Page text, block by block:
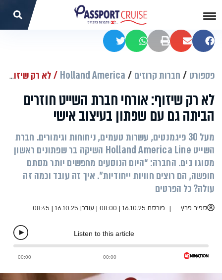
שתפו בפייסבוק
שתפו במיילהדפסהשתפו בוואטסאפשתפו בטוויטר
פספורט חברות קרוזים Holland America לא רק שיזוף: אורחי חברת השייט חוזרים הביתה גם עם שפתון בעיצוב אישי
לא רק שיזוף: אורחי חברת השייט חוזרים
הביתה גם עם שפתון בעיצוב אישי
מעל 30 פיגמנטים, עשרות טעמים, ניחוחות וגימורים. חברת
השייט Holland America Line השיקה בר שפתונים ראשון
מסוגו בים. החברה: “היום הנוסעים מחפשים יותר מסתם
חופשה, הם רוצים חוויות ייחודיות". איך זה עובד וכמה זה
עולה? כל הפרטים
ספיר פרץ פורסם 16.10.25 | 08:00 | עודכן 16.10.25 | 08:45